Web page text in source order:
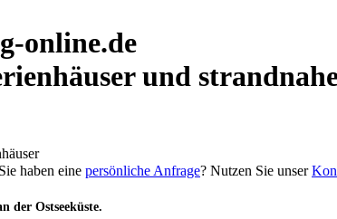
online.de
und
haben eine persönliche Anfrage? Nutzen Sie unser
der Ostseeküste.